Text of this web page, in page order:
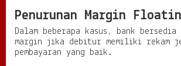
Penurunan Margin
Dalam beberapa kasus, bank bersedia
margin jika debitur memiliki rekam
pembayaran yang baik.